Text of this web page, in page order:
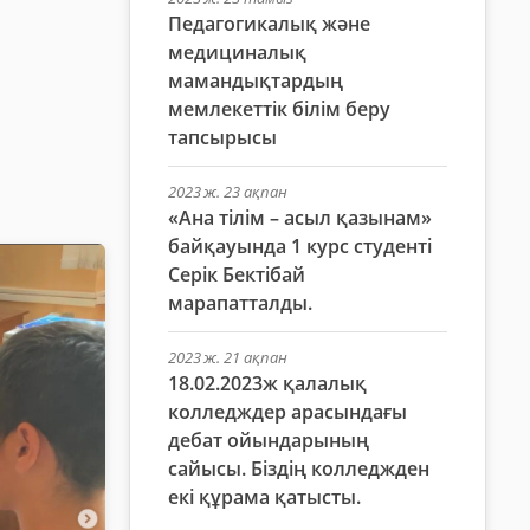
Педагогикалық және
медициналық
мамандықтардың
мемлекеттік білім беру
тапсырысы
2023 ж. 23 ақпан
«Ана тілім – асыл қазынам»
байқауында 1 курс студенті
Серік Бектібай
марапатталды.
2023 ж. 21 ақпан
18.02.2023ж қалалық
колледждер арасындағы
дебат ойындарының
сайысы. Біздің колледжден
екі құрама қатысты.